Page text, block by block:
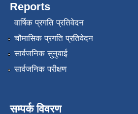
Reports
वार्षिक प्रगति प्रतिवेदन
चौमासिक प्रगति प्रतिवेदन
सार्वजनिक सुनुवाई
सार्वजनिक परीक्षण
सम्पर्क विवरण